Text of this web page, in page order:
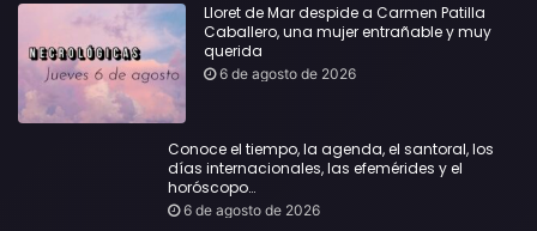
Lloret de Mar despide a Carmen Patilla
Caballero, una mujer entrañable y muy
querida
6 de agosto de 2026
Conoce el tiempo, la agenda, el santoral, los
días internacionales, las efemérides y el
horóscopo…
6 de agosto de 2026